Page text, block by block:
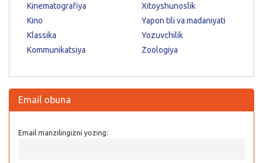
Kinematografiya
Kino
Klassika
Kommunikatsiya
Xitoyshunoslik
Yapon tili va madaniyati
Yozuvchilik
Zoologiya
Email obuna
Email manzilingizni yozing: